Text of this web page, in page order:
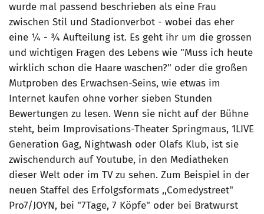
wurde mal passend beschrieben als eine Frau
zwischen Stil und Stadionverbot - wobei das eher
eine ¼ - ¾ Aufteilung ist. Es geht ihr um die grossen
und wichtigen Fragen des Lebens wie "Muss ich heute
wirklich schon die Haare waschen?" oder die großen
Mutproben des Erwachsen-Seins, wie etwas im
Internet kaufen ohne vorher sieben Stunden
Bewertungen zu lesen. Wenn sie nicht auf der Bühne
steht, beim Improvisations-Theater Springmaus, 1LIVE
Generation Gag, Nightwash oder Olafs Klub, ist sie
zwischendurch auf Youtube, in den Mediatheken
dieser Welt oder im TV zu sehen. Zum Beispiel in der
neuen Staffel des Erfolgsformats ,,Comedystreet"
Pro7/JOYN, bei "7Tage, 7 Köpfe" oder bei Bratwurst